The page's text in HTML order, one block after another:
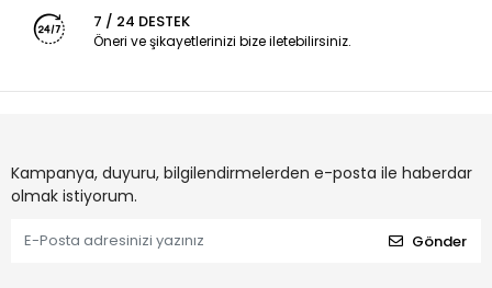
7 / 24 DESTEK
Öneri ve şikayetlerinizi bize iletebilirsiniz.
Kampanya, duyuru, bilgilendirmelerden e-posta ile haberdar
olmak istiyorum.
Gönder